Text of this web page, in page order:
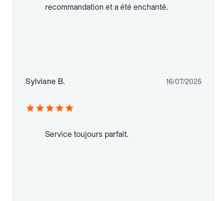
recommandation et a été enchanté.
Sylviane B. 16/07/2025
Service toujours parfait.